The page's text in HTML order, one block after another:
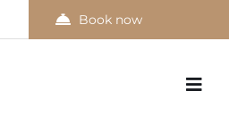
Book now